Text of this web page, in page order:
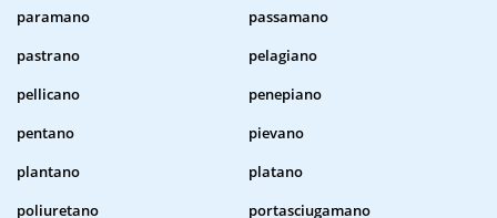
paramano
passamano
pastrano
pelagiano
pellicano
penepiano
pentano
pievano
plantano
platano
poliuretano
portasciugamano